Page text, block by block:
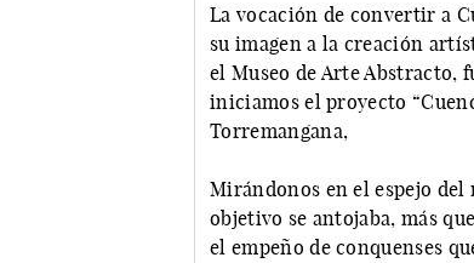
La vocación de convertir a
su imagen a la creación
el Museo de Arte Abstracto,
iniciamos el proyecto
Torremangana,
Mirándonos en el espejo del
objetivo se antojaba, más
el empeño de conquenses